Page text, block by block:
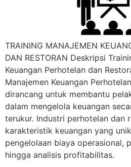
TRAINING MANAJEMEN
DAN RESTORAN Deskripsi
Keuangan Perhotelan dan
Manajemen Keuangan
dirancang untuk membantu
dalam mengelola keuangan
terukur. Industri perhotelan dan
karakteristik keuangan yang
pengelolaan biaya operasional,
hingga analisis profitabilitas.